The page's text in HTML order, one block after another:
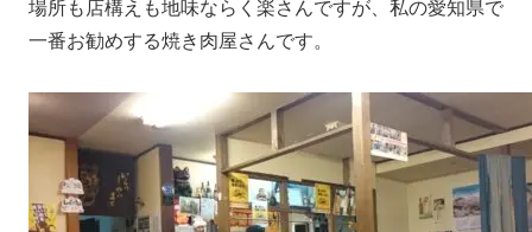
場所も店構えも地味ならく楽さんですが、私の愛知県で
一番お勧めする焼き肉屋さんです。